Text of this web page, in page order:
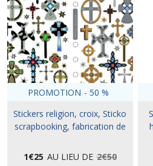
PROMOTION - 50 %
Stickers religion, croix, Sticko
scrapbooking, fabrication de
1€25 AU LIEU DE 2€50